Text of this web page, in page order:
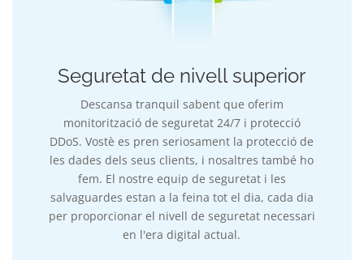
Seguretat de nivell superior
Descansa tranquil sabent que oferim
monitorització de seguretat 24/7 i protecció
DDoS. Vostè es pren seriosament la protecció de
les dades dels seus clients, i nosaltres també ho
fem. El nostre equip de seguretat i les
salvaguardes estan a la feina tot el dia, cada dia
per proporcionar el nivell de seguretat necessari
en l'era digital actual.